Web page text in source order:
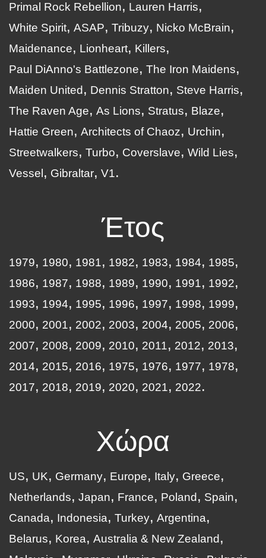
Primal Rock Rebellion
Lauren Harris
White Spirit ASAP Tribuzy
Nicko McBrain
Maidenance
Lionheart
Killers
Paul DiAnno's Battlezone
The Iron Maidens
Maiden United
Dennis Stratton
Steve Harris
The Raven Age
As Lions Stratus
Blaze
Hattie Green
Architects of Chaoz
Urchin
Streetwalkers
Turbo Coverslave
Wild Lies
Vessel
Gibraltar V1
Έτος
1979 1980 1981 1982 1983 1984
1985
1986
1987 1988 1989 1990 1991
1992
1993
1994 1995 1996 1997 1998
1999
2000
2001 2002 2003 2004 2005
2006
2007
2008 2009 2010 2011 2012
2013
2014
2015 2016 1975 1976 1977
1978
2017
2018 2019 2020 2021 2022
Χώρα
US UK Germany Europe Italy
Greece
Netherlands
Japan France Poland
Spain
Canada
Indonesia Turkey Argentina
Belarus
Korea
Australia & New Zealand